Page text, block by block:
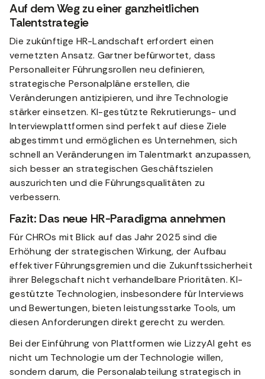
Auf dem Weg zu einer ganzheitlichen
Talentstrategie
Die zukünftige HR-Landschaft erfordert einen
vernetzten Ansatz. Gartner befürwortet, dass
Personalleiter Führungsrollen neu definieren,
strategische Personalpläne erstellen, die
Veränderungen antizipieren, und ihre Technologie
stärker einsetzen. KI-gestützte Rekrutierungs- und
Interviewplattformen sind perfekt auf diese Ziele
abgestimmt und ermöglichen es Unternehmen, sich
schnell an Veränderungen im Talentmarkt anzupassen,
sich besser an strategischen Geschäftszielen
auszurichten und die Führungsqualitäten zu
verbessern.
Fazit: Das neue HR-Paradigma annehmen
Für CHROs mit Blick auf das Jahr 2025 sind die
Erhöhung der strategischen Wirkung, der Aufbau
effektiver Führungsgremien und die Zukunftssicherheit
ihrer Belegschaft nicht verhandelbare Prioritäten. KI-
gestützte Technologien, insbesondere für Interviews
und Bewertungen, bieten leistungsstarke Tools, um
diesen Anforderungen direkt gerecht zu werden.
Bei der Einführung von Plattformen wie LizzyAI geht es
nicht um Technologie um der Technologie willen,
sondern darum, die Personalabteilung strategisch in